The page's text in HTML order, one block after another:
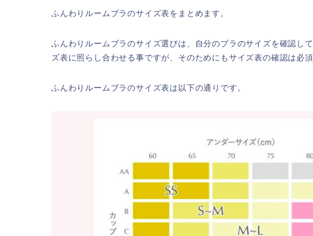
ふんわりルームブラのサイズ表をまとめます。
ふんわりルームブラのサイズ選びは、自分のブラのサイズを確認し
ズ表に照らし合わせる事ですが、そのためにもサイズ表の確認は必須
ふんわりルームブラのサイズ表は以下の通りです。